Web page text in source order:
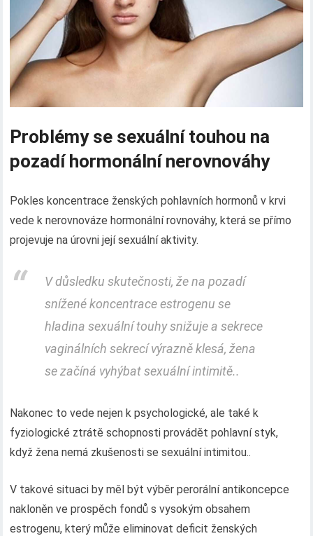
Problémy se sexuální touhou na
pozadí hormonální nerovnováhy
Pokles koncentrace ženských pohlavních hormonů v krvi
vede k nerovnováze hormonální rovnováhy, která se přímo
projevuje na úrovni její sexuální aktivity.
V důsledku skutečnosti, že na pozadí
snížené koncentrace estrogenu se
hladina sexuální touhy snižuje a sekrece
vaginálních sekrecí výrazně klesá, žena
se začíná vyhýbat sexuální intimitě..
Nakonec to vede nejen k psychologické, ale také k
fyziologické ztrátě schopnosti provádět pohlavní styk,
když žena nemá zkušenosti se sexuální intimitou..
V takové situaci by měl být výběr perorální antikoncepce
nakloněn ve prospěch fondů s vysokým obsahem
estrogenu, který může eliminovat deficit ženských